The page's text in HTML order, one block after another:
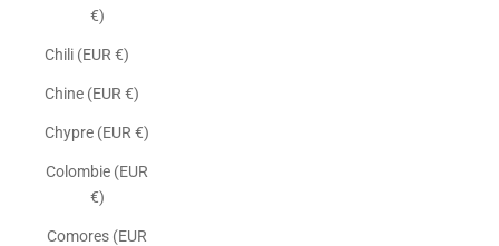
€)
Chili (EUR €)
Chine (EUR €)
Chypre (EUR €)
Colombie (EUR
€)
Comores (EUR